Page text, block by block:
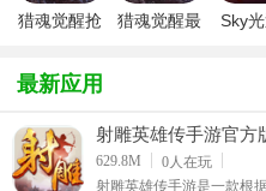
猎魂觉醒抢
猎魂觉醒最
Sky
最新应用
射雕英雄传手游官方
629.8M 0 人在玩
射雕英雄传手游是一款根